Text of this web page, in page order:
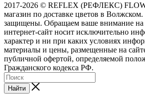
2017-2026 © REFLEX (РЕФЛЕКС)
магазин по доставке цветов в Волжском.
защищены. Обращаем ваше внимание на
интернет-сайт носит исключительно
характер и ни при каких условиях
материалы и цены, размещенные на
публичной офертой, определяемой
Гражданского кодекса РФ.
Найти